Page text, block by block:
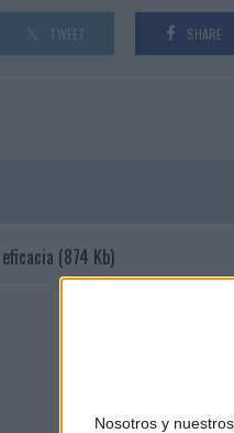
Nosotros y
X GALAXY Z FOLD8 – SIN LÍMITES’,
TWEET SHARE
(874 Kb)